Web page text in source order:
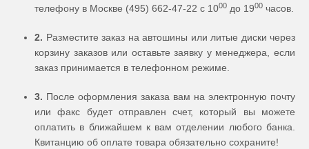
телефону в Москве (495) 662-47-22 с 1000 до 1900 часов.
2. Разместите заказ на автошины или литые диски через
корзину заказов или оставьте заявку у менеджера, если
заказ принимается в телефонном режиме.
3. После оформления заказа вам на электронную почту
или факс будет отправлен счет, который вы можете
оплатить в ближайшем к вам отделении любого банка.
Квитанцию об оплате товара обязательно сохраните!